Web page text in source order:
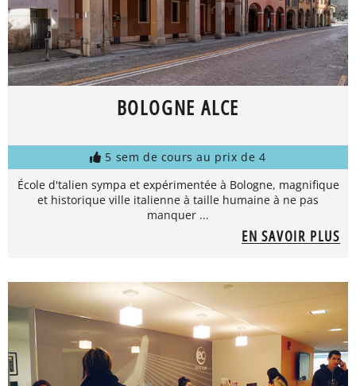
BOLOGNE ALCE
5 sem de cours au prix de 4
École d'talien sympa et expérimentée à Bologne, magnifique
et historique ville italienne à taille humaine à ne pas
manquer ...
EN SAVOIR PLUS